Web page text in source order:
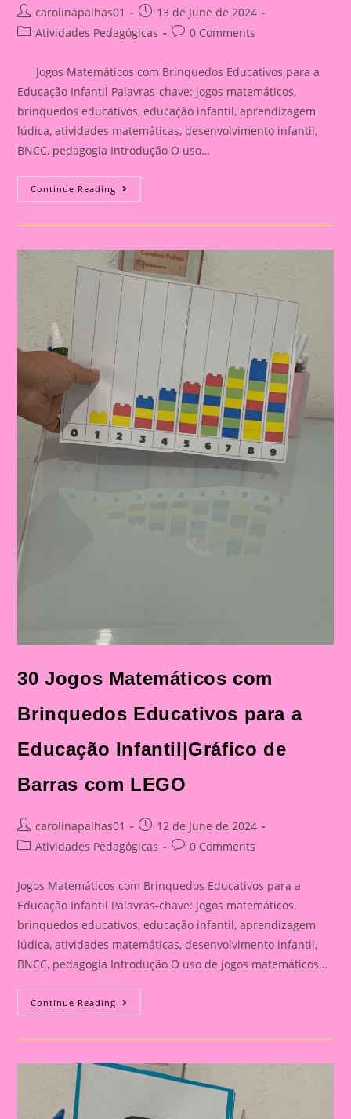
Post
author:
carolinapalhas01
Post
published:
13 de June de 2024
PostAtividades Pedagógicas
Post0 Comments
Jogos Matemáticos com Brinquedos Educativos para a
Educação Infantil Palavras-chave: jogos matemáticos,
brinquedos educativos, educação infantil, aprendizagem
lúdica, atividades matemáticas, desenvolvimento infantil,
BNCC, pedagogia Introdução O uso…
Continue Reading 30
Jogos
Com
Para
A
Educação
Infantil|
30 Jogos Matemáticos com
Brinquedos Educativos para a
Educação Infantil|Gráfico de
Barras com LEGO
Post
author:
carolinapalhas01
Post
published:
12 de June de 2024
PostAtividades Pedagógicas
Post0 Comments
Jogos Matemáticos com Brinquedos Educativos para a
Educação Infantil Palavras-chave: jogos matemáticos,
brinquedos educativos, educação infantil, aprendizagem
lúdica, atividades matemáticas, desenvolvimento infantil,
BNCC, pedagogia Introdução O uso de jogos matemáticos…
Continue Reading 30
Jogos
Com
Para
De